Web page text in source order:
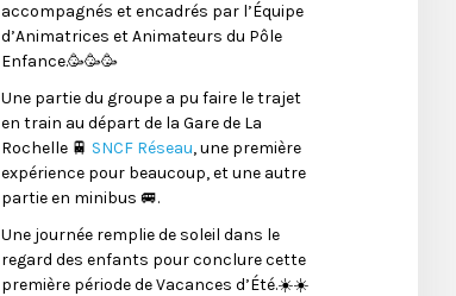
accompagnés et encadrés par l’Équipe
d’Animatrices et Animateurs du Pôle
Enfance.🥳🥳🥳
Une partie du groupe a pu faire le trajet
en train au départ de la Gare de La
Rochelle 🚆 SNCF Réseau, une première
expérience pour beaucoup, et une autre
partie en minibus 🚐.
Une journée remplie de soleil dans le
regard des enfants pour conclure cette
première période de Vacances d’Été.☀️☀️